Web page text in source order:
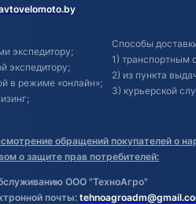
экспедитору;
экспедитору;
в режиме «онлайн»;
Способы
1) транспортным
2) из пункта
3) курьерской
обращений покупателей о
о защите прав потребителей:
ООО "ТехноАгро"
почты: